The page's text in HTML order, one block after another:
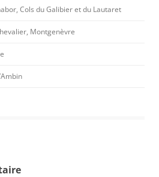
Cols du Galibier et du Lautaret
Montgenèvre